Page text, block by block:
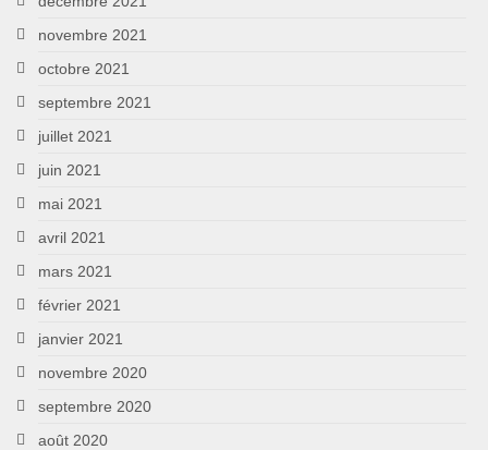
novembre 2021
octobre 2021
septembre 2021
juillet 2021
juin 2021
mai 2021
avril 2021
mars 2021
février 2021
janvier 2021
novembre 2020
septembre 2020
août 2020